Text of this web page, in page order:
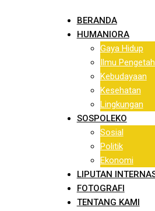
BERANDA
HUMANIORA
Gaya Hidup
Ilmu
Kebudayaan
Kesehatan
Lingkungan
SOSPOLEKO
Sosial
Politik
Ekonomi
LIPUTAN
FOTOGRAFI
TENTANG KAMI